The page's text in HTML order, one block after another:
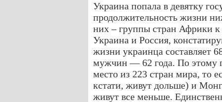
Украина попала в девятку
продолжительность жизни
них – группы стран Африки
Украина и Россия,
жизни украинца составляет
мужчин — 62 года. По этому
место из 223 стран мира, то
кстати, живут дольше) и
живут все меньше.